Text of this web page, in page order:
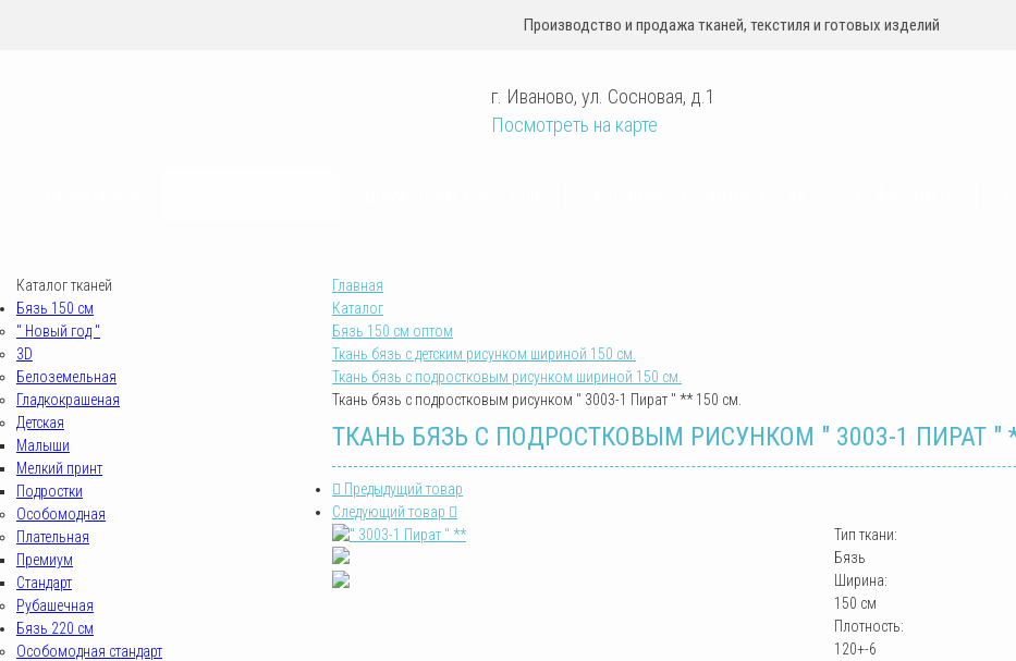
Производство и продажа тканей, текстиля и готовых изделий
г. Иваново, ул. Сосновая, д.1
Посмотреть на карте
Главная
Каталог
Бязь 150 см оптом
Ткань бязь с детским рисунком шириной 150 см.
Ткань бязь с подростковым рисунком шириной 150 см.
Ткань бязь с подростковым рисунком " 3003-1 Пират " ** 150 см.
ТКАНЬ БЯЗЬ С ПОДРОСТКОВЫМ РИСУНКОМ " 3003-1 ПИРАТ "
Предыдущий товар
Следующий товар
Тип ткани:
Бязь
Ширина:
150 см
Плотность:
120+-6
Каталог тканей
Бязь 150 см
" Новый год "
3D
Белоземельная
Гладкокрашеная
Детская
Малыши
Мелкий принт
Подростки
Особомодная
Плательная
Премиум
Стандарт
Рубашечная
Бязь 220 см
Особомодная стандарт